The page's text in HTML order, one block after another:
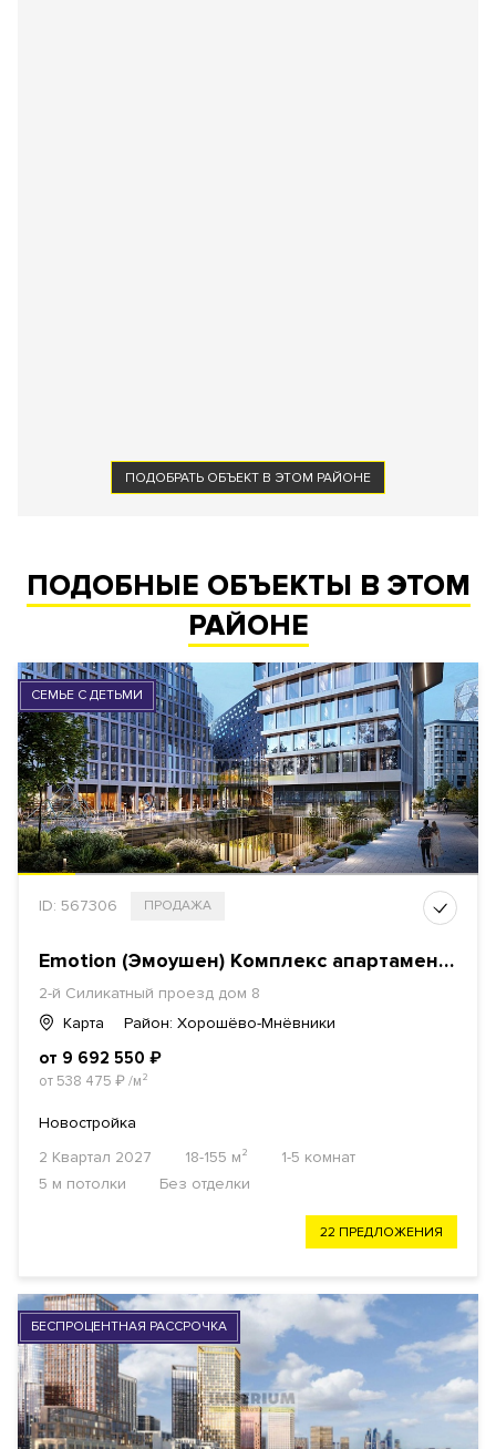
ПОДОБРАТЬ ОБЪЕКТ В ЭТОМ РАЙОНЕ
ПОДОБНЫЕ ОБЪЕКТЫ В ЭТОМ
РАЙОНЕ
СЕМЬЕ С ДЕТЬМИ
ID: 567306 ПРОДАЖА
Emotion (Эмоушен) Комплекс апартаментов
2-й Силикатный проезд дом 8
Карта
Район: Хорошёво-Мнёвники
от 9 692 550 ₽
от 538 475 ₽/м²
Новостройка
2 Квартал 2027
18-155 м²
1-5 комнат
5 м потолки
Без отделки
22 ПРЕДЛОЖЕНИЯ
БЕСПРОЦЕНТНАЯ РАССРОЧКА